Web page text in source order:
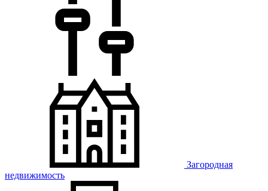
Загородная
недвижимость